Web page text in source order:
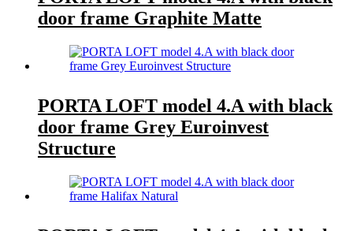
door frame Graphite Matte
PORTA LOFT model 4.A with black
door frame Grey Euroinvest
Structure